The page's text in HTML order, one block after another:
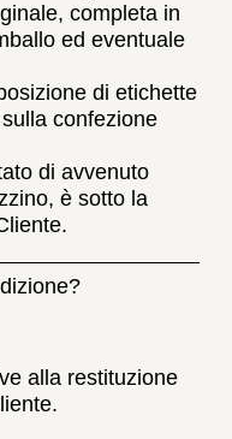
completa in
ed eventuale
di etichette
confezione
di avvenuto
è sotto la
alla restituzione